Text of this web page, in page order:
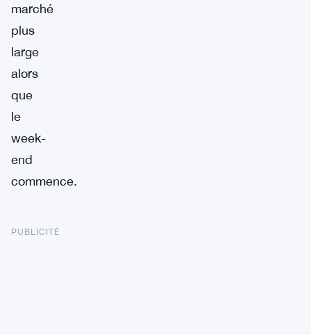
marché
plus
large
alors
que
le
week-
end
commence.
PUBLICITÉ